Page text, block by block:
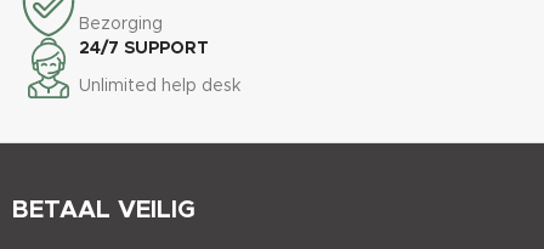
Bezorging
24/7 SUPPORT
Unlimited help desk
BETAAL VEILIG